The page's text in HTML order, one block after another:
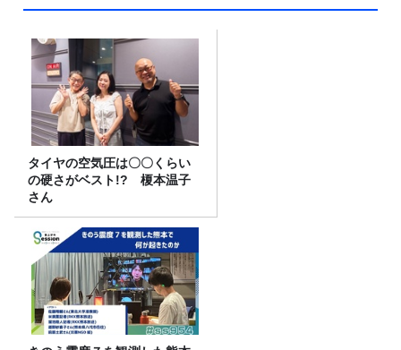
タイヤの空気圧は〇〇くらい
の硬さがベスト!? 榎本温子
さん